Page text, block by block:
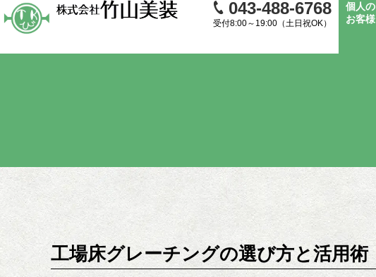
043-488-6768
受付8:00～19:00（土日祝OK）
個人の
お客様
工場床グレーチングの選び方と活用術